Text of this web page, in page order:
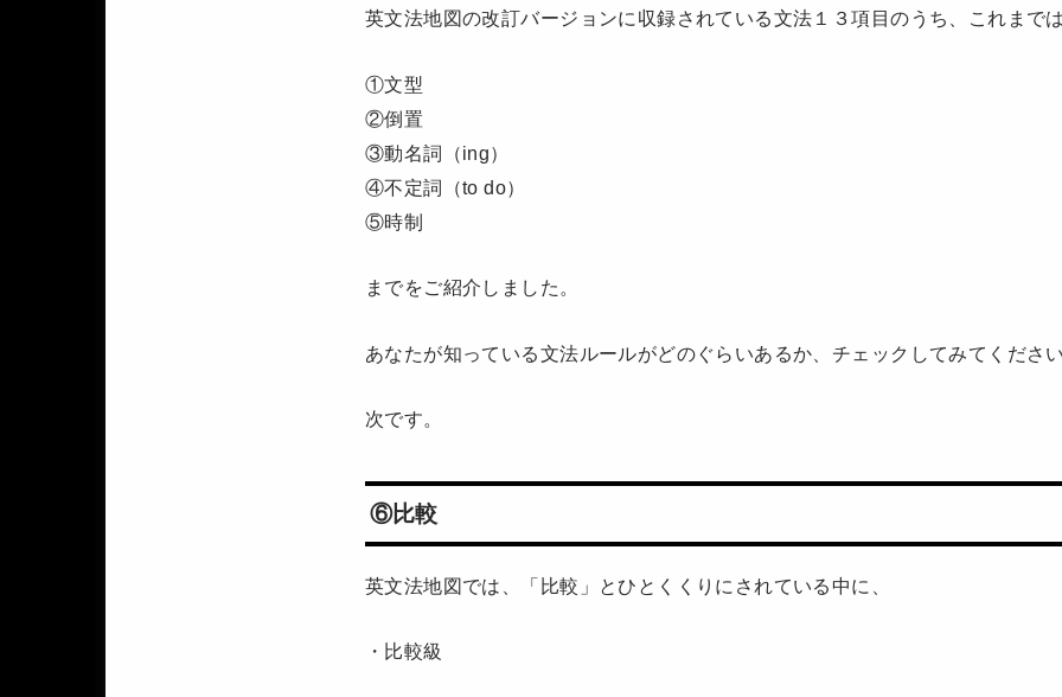
英文法地図の改訂バージョンに収録されている文法１３項目のうち、これまで
①文型
②倒置
③動名詞（ing）
④不定詞（to do）
⑤時制
までをご紹介しました。
あなたが知っている文法ルールがどのぐらいあるか、チェックしてみてくださ
次です。
⑥比較
英文法地図では、「比較」とひとくくりにされている中に、
・比較級